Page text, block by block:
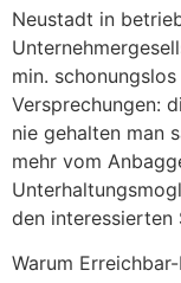
Neustadt in
min.
Versprechungen:
nie gehalten man
mehr vom
den interessierten
Warum